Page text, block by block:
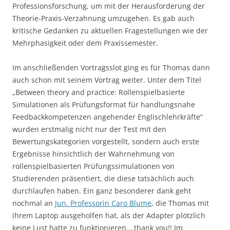
Professionsforschung, um mit der Herausforderung der
Theorie-Praxis-Verzahnung umzugehen. Es gab auch
kritische Gedanken zu aktuellen Fragestellungen wie der
Mehrphasigkeit oder dem Praxissemester.
Im anschließenden Vortragsslot ging es für Thomas dann
auch schon mit seinem Vortrag weiter. Unter dem Titel
„Between theory and practice: Rollenspielbasierte
Simulationen als Prüfungsformat für handlungsnahe
Feedbackkompetenzen angehender Englischlehrkräfte“
wurden erstmalig nicht nur der Test mit den
Bewertungskategorien vorgestellt, sondern auch erste
Ergebnisse hinsichtlich der Wahrnehmung von
rollenspielbasierten Prüfungssimulationen von
Studierenden präsentiert, die diese tatsächlich auch
durchlaufen haben. Ein ganz besonderer dank geht
nochmal an Jun. Professorin Caro Blume, die Thomas mit
ihrem Laptop ausgeholfen hat, als der Adapter plötzlich
keine Lust hatte zu funktionieren… thank you!! Im